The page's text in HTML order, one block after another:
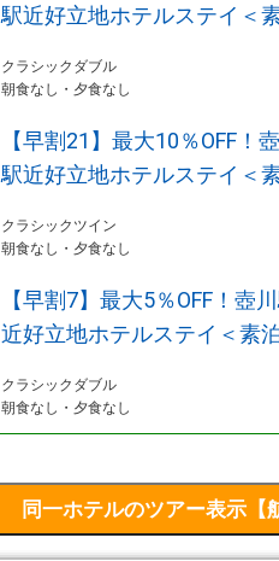
駅近好立地ホテルステイ＜
クラシックダブル
朝食なし・夕食なし
【早割21】最大10％OFF！
駅近好立地ホテルステイ＜
クラシックツイン
朝食なし・夕食なし
【早割7】最大5％OFF！壺
近好立地ホテルステイ＜素
クラシックダブル
朝食なし・夕食なし